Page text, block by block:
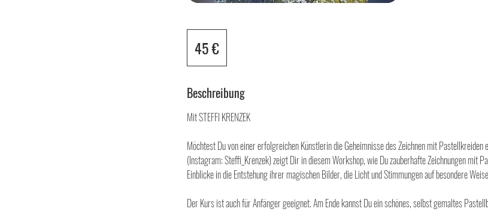
45 €
Beschreibung
Mit STEFFI KRENZEK
Möchtest Du von einer erfolgreichen Künstlerin die Geheimnisse des Zeichnen mit
(Instagram: Steffi_Krenzek) zeigt Dir in diesem Workshop, wie Du zauberhafte Zeichnungen mit
Einblicke in die Entstehung ihrer magischen Bilder, die Licht und Stimmungen auf besondere
Der Kurs ist auch für Anfänger geeignet. Am Ende kannst Du ein schönes, selbst gemaltes